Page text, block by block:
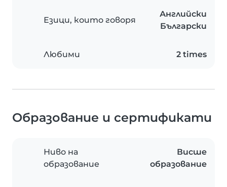
Езици, които говоря
Английски
Български
Любими 2 times
Образование и сертификати
Ниво на
образование
Висше
образование